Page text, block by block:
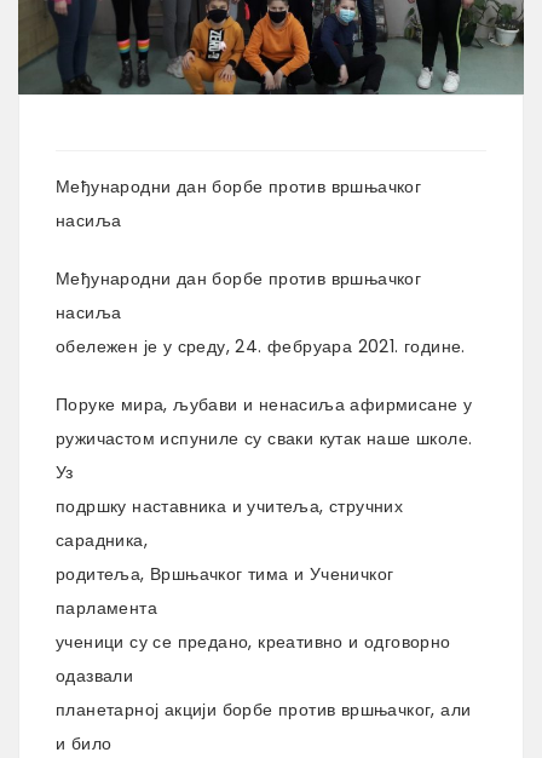
Међународни дан борбе против вршњачког
насиља
Међународни дан борбе против вршњачког
насиља
обележен је у среду, 24. фебруара 2021. године.
Поруке мира, љубави и ненасиља афирмисане у
ружичастом испуниле су сваки кутак наше школе.
Уз
подршку наставника и учитеља, стручних
сарадника,
родитеља, Вршњачког тима и Ученичког
парламента
ученици су се предано, креативно и одговорно
одазвали
планетарној акцији борбе против вршњачког, али
и било